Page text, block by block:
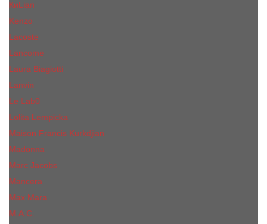
КиLian
Kenzo
Lacoste
Lancome
Laura Biagiotti
Lanvin
Lе Lab0
Lolita Lempicka
Maison Francis Kurkdjian
Madonna
Marc Jacobs
Mancera
Max Mara
M.А.C.